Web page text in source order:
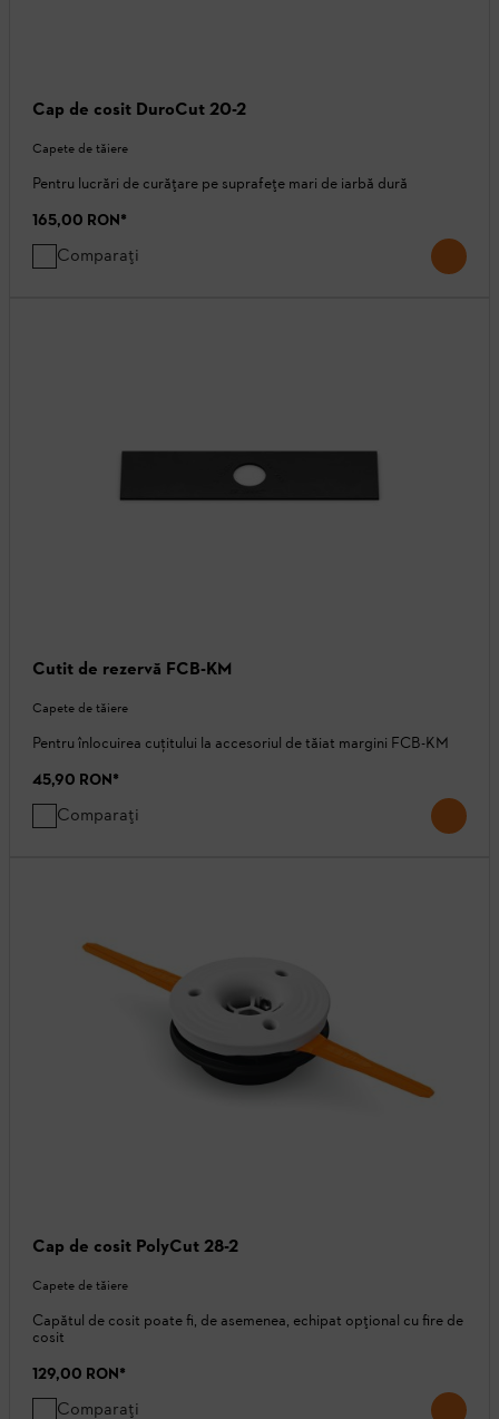
Cap de cosit DuroCut 20-2
Capete de tăiere
Pentru lucrări de curățare pe suprafețe mari de iarbă dură
165,00 RON*
Comparați
Cutit de rezervă FCB-KM
Capete de tăiere
Pentru înlocuirea cuţitului la accesoriul de tăiat margini FCB-KM
45,90 RON*
Comparați
Cap de cosit PolyCut 28-2
Capete de tăiere
Capătul de cosit poate fi, de asemenea, echipat opțional cu fire de
cosit
129,00 RON*
Comparați